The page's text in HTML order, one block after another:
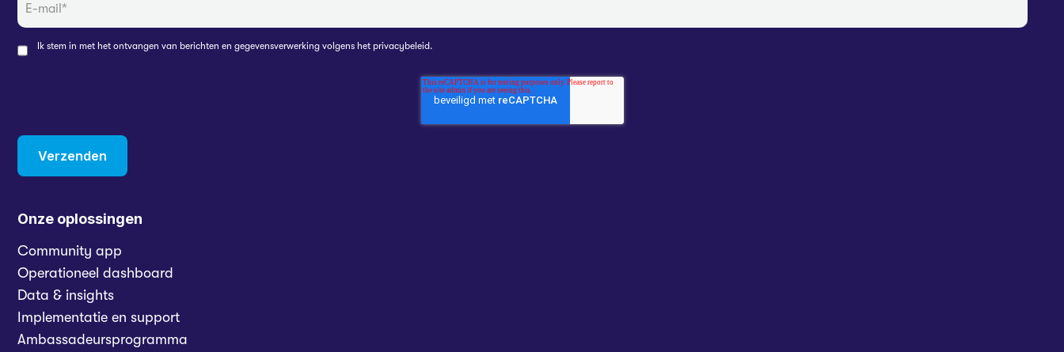
Ik stem in met het ontvangen van berichten en gegevensverwerking volgens het privacybeleid.
Onze oplossingen
Community app
Operationeel dashboard
Data & insights
Implementatie en support
Ambassadeursprogramma